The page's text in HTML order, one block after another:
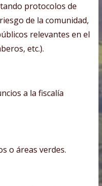
protocolos de
de la comunidad,
relevantes en el
etc.).
a la fiscalía
o áreas verdes.